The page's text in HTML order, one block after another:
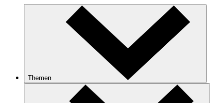
Themen